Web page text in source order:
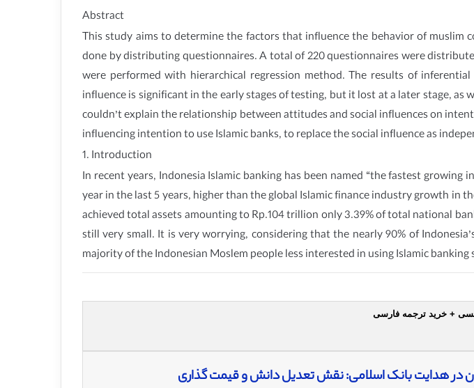
Abstract
This study aims to determine the factors that influence the behavior of muslim
done by distributing questionnaires. A total of 220 questionnaires were
were performed with hierarchical regression method. The results of
influence is significant in the early stages of testing, but it lost at a later stage,
couldn’t explain the relationship between attitudes and social influences on
influencing intention to use Islamic banks, to replace the social influence as
1. Introduction
In recent years, Indonesia Islamic banking has been named “the fastest
year in the last 5 years, higher than the global Islamic finance industry growth in
achieved total assets amounting to Rp.104 trillion only 3.39% of total national
still very small. It is very worrying, considering that the nearly 90% of
majority of the Indonesian Moslem people less interested in using Islamic
+ خرید ترجمه فارسی
در هدایت بانک اسلامی: نقش تعدیل دانش و قیمت گذاری